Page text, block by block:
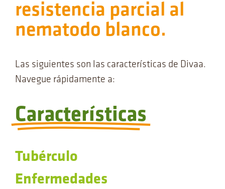
resistencia parcial al
nematodo blanco.
Las siguientes son las características de Divaa.
Navegue rápidamente a:
Características
Tubérculo
Enfermedades